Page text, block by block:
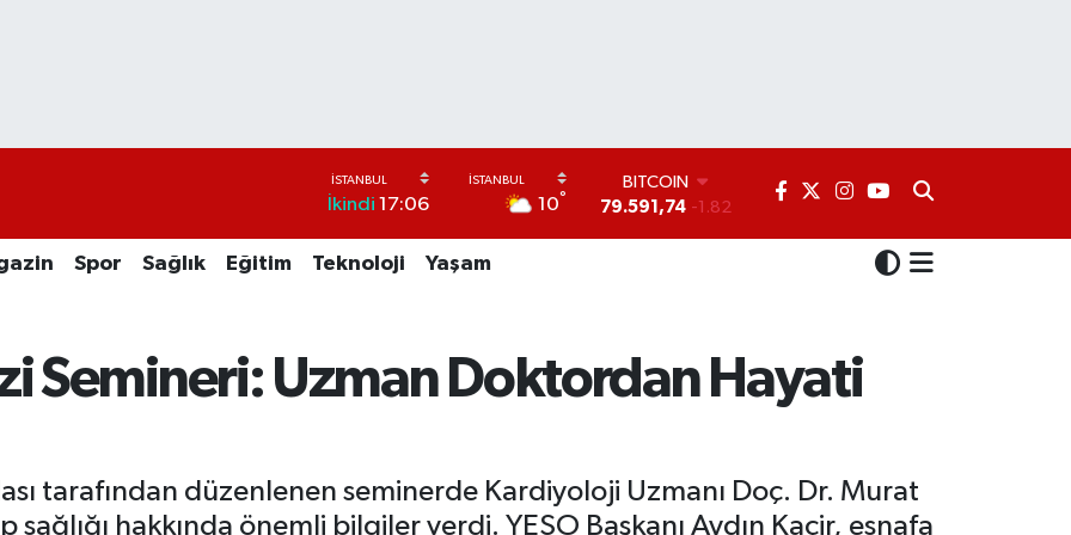
İkindi 17:06 10°
DOLAR
45,43620 0.02
6862,09000
0.19
BİST100
Spor Sağlık Eğitim Teknoloji Yaşam
Semineri: Uzman Doktordan Hayati
tarafından düzenlenen seminerde Kardiyoloji Uzmanı Doç. Dr. Murat
hakkında önemli bilgiler verdi. YESO Başkanı Aydın Kaçir, esnafa